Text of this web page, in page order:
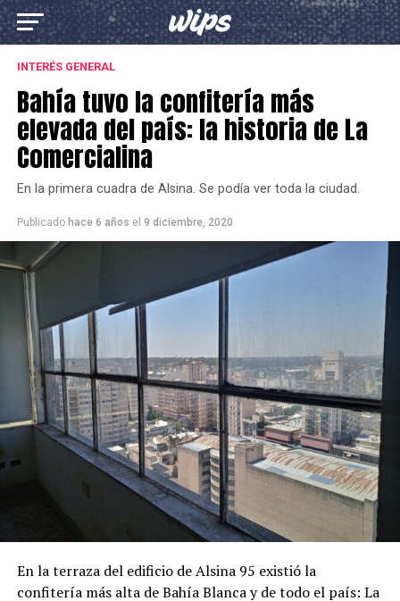
INTERÉS GENERAL
Bahía tuvo la confitería más
elevada del país: la historia de La
Comercialina
En la primera cuadra de Alsina. Se podía ver toda la ciudad.
Publicado hace 6 años el 9 diciembre, 2020
En la terraza del edificio de Alsina 95 existió la
confitería más alta de Bahía Blanca y de todo el país: La